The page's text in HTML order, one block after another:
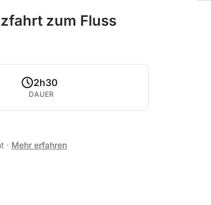
zum Fluss
2h30
DAUER
· Mehr erfahren